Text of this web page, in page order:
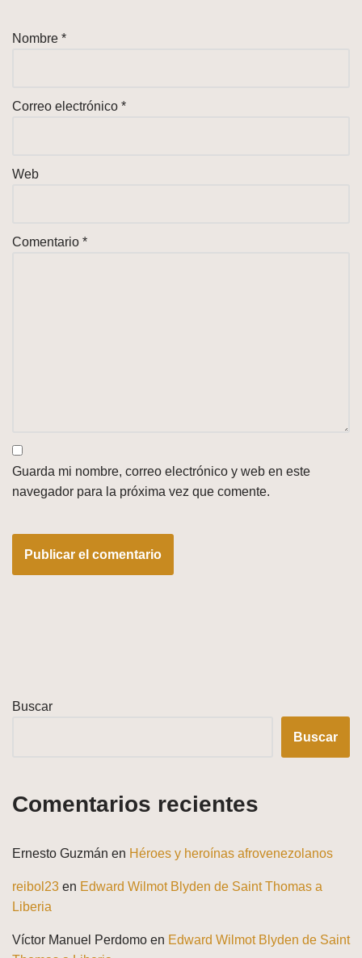
Nombre *
Correo electrónico *
Web
Comentario *
Guarda mi nombre, correo electrónico y web en este
navegador para la próxima vez que comente.
Buscar
Buscar
Comentarios recientes
Ernesto Guzmán en Héroes y heroínas afrovenezolanos
reibol23 en Edward Wilmot Blyden de Saint Thomas a
Liberia
Víctor Manuel Perdomo en Edward Wilmot Blyden de Saint